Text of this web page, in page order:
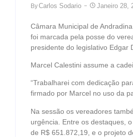
ByCarlos Sodario Janeiro 28,
Câmara Municipal de
foi marcada pela posse do
presidente do legislativo Edgar
Marcel Calestini assume a
“Trabalharei com dedicação
firmado por Marcel no uso da
Na sessão os vereadores
urgência. Entre os destaques,
de R$ 651.872,19, e o projeto